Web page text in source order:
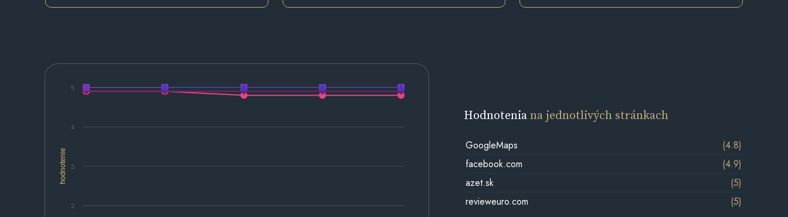
hodnotenie
2
3
4
5
Hodnoteniana jednotlivých stránkach
GoogleMaps
(4.8)
facebook.com
(4.9)
azet.sk
(5)
revieweuro.com
(5)